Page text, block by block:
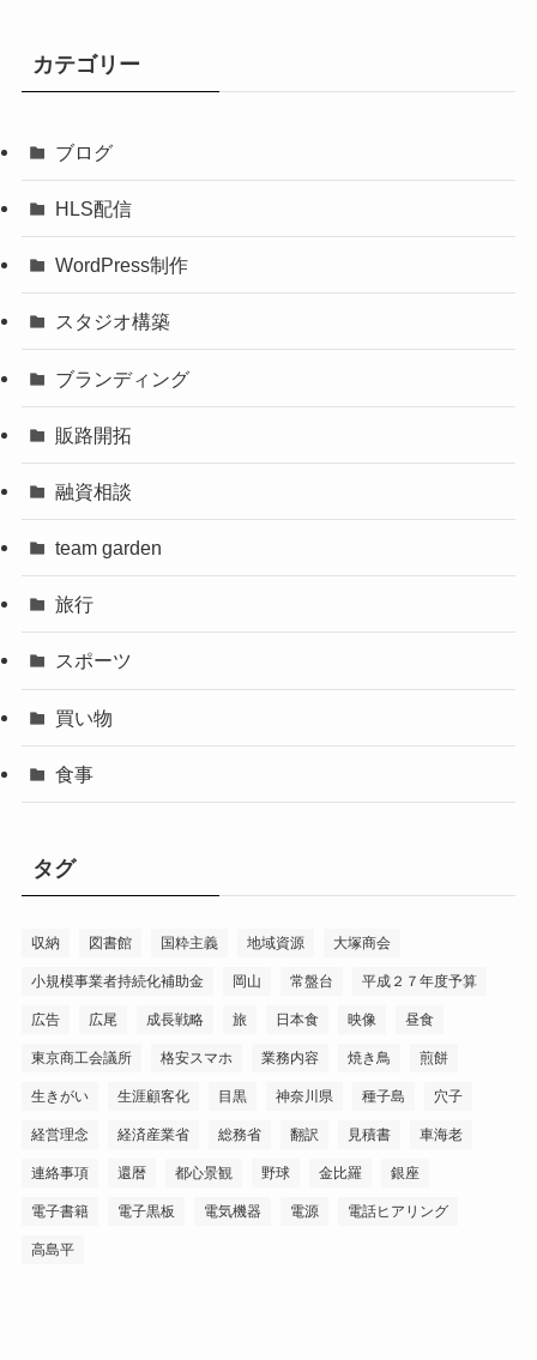
カテゴリー
ブログ
HLS配信
WordPress制作
スタジオ構築
ブランディング
販路開拓
融資相談
team garden
旅行
スポーツ
買い物
食事
タグ
収納 図書館 国粋主義 地域資源 大塚商会
小規模事業者持続化補助金 岡山 常盤台 平成２７年度予算
広告 広尾 成長戦略 旅 日本食 映像 昼食
東京商工会議所 格安スマホ 業務内容 焼き鳥 煎餅
生きがい 生涯顧客化 目黒 神奈川県 種子島 穴子
経営理念 経済産業省 総務省 翻訳 見積書 車海老
連絡事項 還暦 都心景観 野球 金比羅 銀座
電子書籍 電子黒板 電気機器 電源 電話ヒアリング
高島平